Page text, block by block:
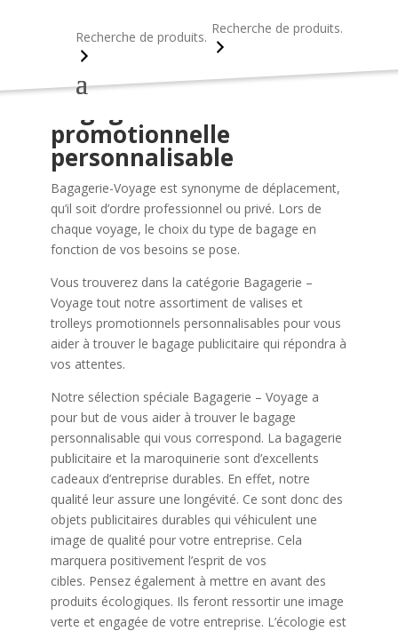
Recherche
Recherche
Bagagerie - Voyages
promotionnelle
personnalisable
Bagagerie-Voyage est synonyme de déplacement,
qu’il soit d’ordre professionnel ou privé. Lors de
chaque voyage, le choix du type de bagage en
fonction de vos besoins se pose.
Vous trouverez dans la catégorie Bagagerie –
Voyage tout notre assortiment de valises et
trolleys promotionnels personnalisables pour vous
aider à trouver le bagage publicitaire qui répondra à
vos attentes.
Notre sélection spéciale Bagagerie – Voyage a
pour but de vous aider à trouver le bagage
personnalisable qui vous correspond. La bagagerie
publicitaire et la maroquinerie sont d’excellents
cadeaux d’entreprise durables. En effet, notre
qualité leur assure une longévité. Ce sont donc des
objets publicitaires durables qui véhiculent une
image de qualité pour votre entreprise. Cela
marquera positivement l’esprit de vos
cibles. Pensez également à mettre en avant des
produits écologiques. Ils feront ressortir une image
verte et engagée de votre entreprise. L’écologie est